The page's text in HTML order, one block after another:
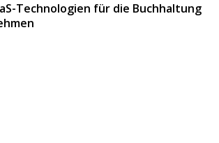
Technologien für die Buchhaltung